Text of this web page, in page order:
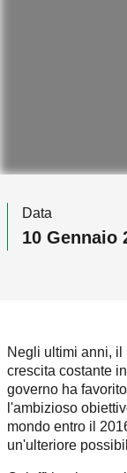
Data
10 Gennaio
Negli ultimi anni, il
crescita costante
governo ha
l'ambizioso
mondo entro il
un'ulteriore